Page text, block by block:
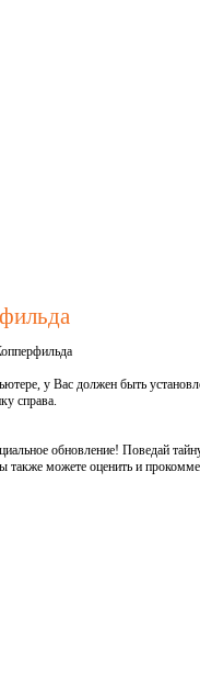
у Вас должен быть
справа.
обновление! Поведай
можете оценить и